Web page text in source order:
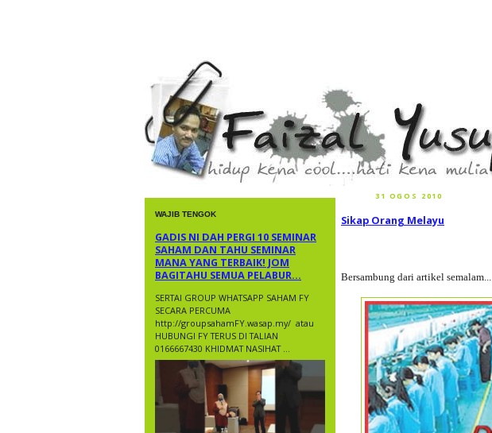
faizal yusup
WAJIB TENGOK
GADIS NI DAH PERGI 10 SEMINAR
SAHAM DAN TAHU SEMINAR
MANA YANG TERBAIK! JOM
BAGITAHU SEMUA PELABUR...
SERTAI GROUP WHATSAPP SAHAM FY
SECARA PERCUMA
http://groupsahamFY.wasap.my/ ​ atau
HUBUNGI FY TERUS DI TALIAN
0166667430 KHIDMAT NASIHAT ...
31 OGOS 2010
Sikap Orang Melayu
Bersambung dari artikel semalam...